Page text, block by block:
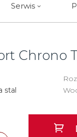
Constant
Constant
Serwis
Chrono
stal